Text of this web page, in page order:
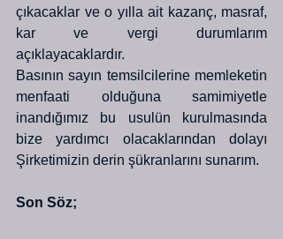
çıkacaklar ve o yılla ait kazanç, masraf,
kar ve vergi durumlarım
açıklayacaklardır.
Basının sayın temsilcilerine memleketin
menfaati olduğuna samimiyetle
inandığımız bu usulün kurulmasında
bize yardımcı olacaklarından dolayı
Şirketimizin derin şükranlarını sunarım.
Son Söz;